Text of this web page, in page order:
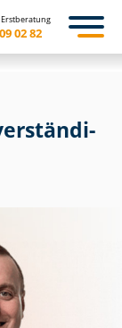
Erstberatung
02 82